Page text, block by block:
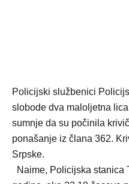
Policijski službenici
slobode dva maloljetna
sumnje da su počinila
ponašanje iz člana 362.
Srpske.
Naime, Policijska stanica